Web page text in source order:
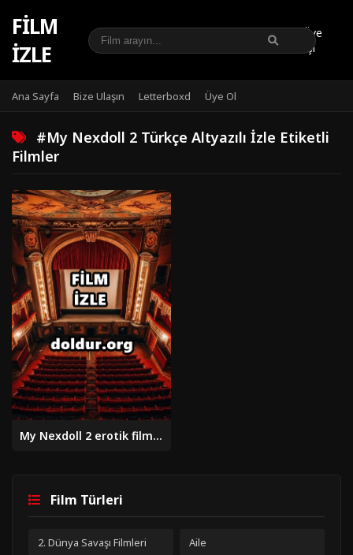
FILM
IZLE
Üye
Girişi
Ana Sayfa Bize Ulaşın Letterboxd Üye Ol
#My Nexdoll 2 Türkçe Altyazılı İzle Etiketli
Filmler
My Nexdoll 2 erotik film izle
Film Türleri
2. Dünya Savaşı Filmleri Aile